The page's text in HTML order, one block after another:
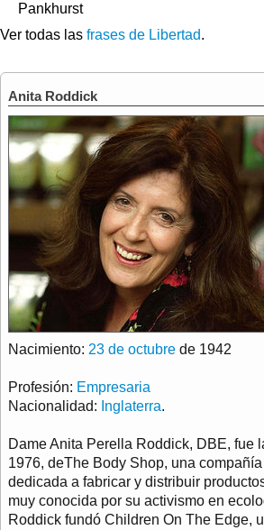
Pankhurst
Ver todas las frases de Libertad.
Anita Roddick
Nacimiento: 23 de octubre de 1942
Profesión: Empresaria
Nacionalidad: Inglaterra.
Dame Anita Perella Roddick, DBE, fue
1976, deThe Body Shop, una
dedicada a fabricar y distribuir
muy conocida por su activismo en
Roddick fundó Children On The Edge,